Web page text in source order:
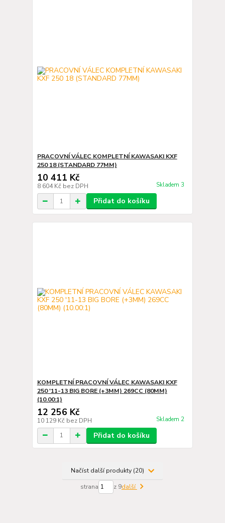
PRACOVNÍ VÁLEC KOMPLETNÍ KAWASAKI KXF
250 18 (STANDARD 77MM)
10 411 Kč
8 604 Kč bez DPH Skladem 3
Přidat do košíku
KOMPLETNÍ PRACOVNÍ VÁLEC KAWASAKI KXF
250 '11-13 BIG BORE (+3MM) 269CC (80MM)
(10.00:1)
12 256 Kč
10 129 Kč bez DPH Skladem 2
Přidat do košíku
Načíst další produkty (20)
strana z 9další